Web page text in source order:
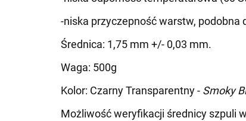
-niska przyczepność warstw, podobna
Średnica: 1,75 mm +/- 0,03 mm.
Waga: 500g
Kolor: Czarny Transparentny - Smoky
Możliwość weryfikacji średnicy szpuli